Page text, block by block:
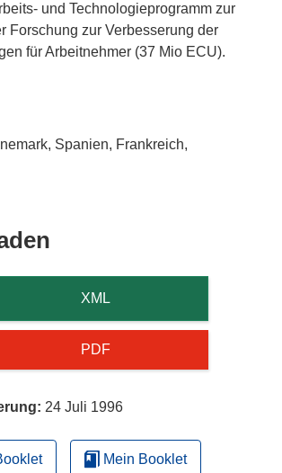
und Technologieprogramm zur
Forschung zur Verbesserung der
für Arbeitnehmer (37 Mio ECU).
Spanien, Frankreich,
der
Seite
herunterladen
XML
PDF
24 Juli 1996
Mein Booklet